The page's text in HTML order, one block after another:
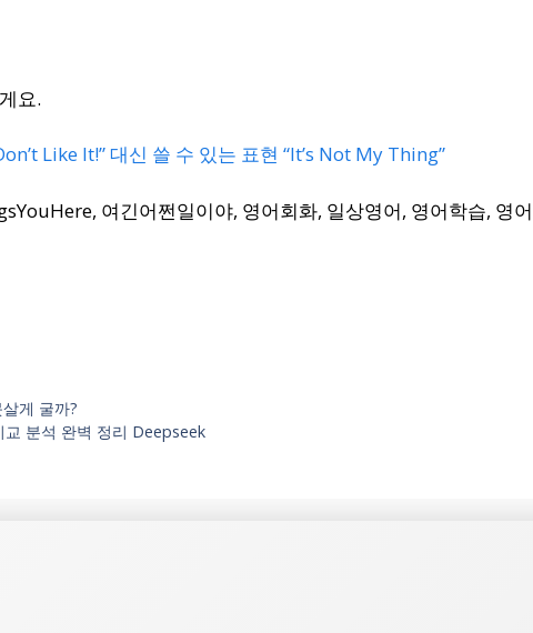
요.
Like It!” 대신 쓸 수 있는 표현 “It’s Not My Thing”
여긴어쩐일이야, 영어회화, 일상영어, 영어학습, 영어
게 굴까?
분석 완벽 정리 Deepseek